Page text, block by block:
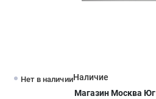
Нет в наличииНаличие
Магазин Москва Юг